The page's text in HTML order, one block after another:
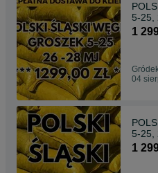
5-25,
1
04
5-25,
1